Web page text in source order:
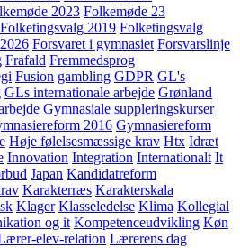
2023 Folkemøde 23
Folketingsvalg 2019 Folketingsvalg
Forsvaret i gymnasiet Forsvarslinje
Frafald Fremmedsprog
Fusion gambling GDPR GL's
GLs internationale arbejde Grønland
Gymnasiale suppleringskurser
2016 Gymnasiereform
Høje følelsesmæssige krav Htx Idræt
Innovation Integration Internationalt It
Japan Kandidatreform
Karakterræs Karakterskala
Klager Klasseledelse Klima Kollegial
og it Kompetenceudvikling Køn
elev-relation Lærerens dag